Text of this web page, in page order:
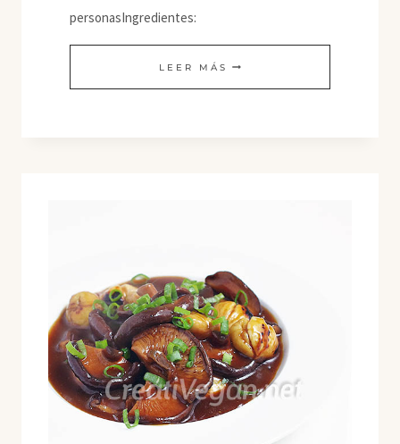
personasIngredientes:
LEER MÁS CALDO
DE